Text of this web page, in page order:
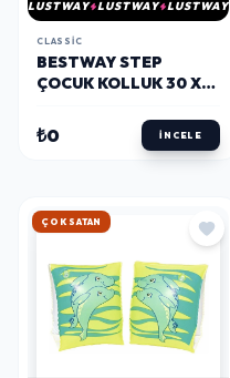
LUSTWAY LUSTWAY LUSTWAY
CLASSIC
BESTWAY STEP
ÇOCUK KOLLUK 30 X
₺0 İNCELE
HIZLI KARGO